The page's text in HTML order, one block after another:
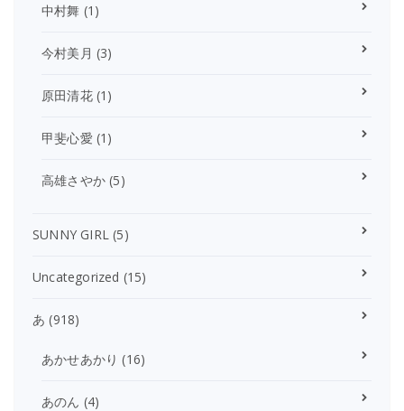
中村舞 (1)
今村美月 (3)
原田清花(1)
甲斐心愛 (1)
高雄さやか (5)
SUNNY GIRL (5)
Uncategorized (15)
あ (918)
あかせあかり (16)
あのん (4)